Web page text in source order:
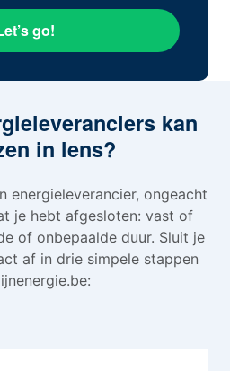
go!
kan
in lens?
energieleverancier, ongeacht
je hebt afgesloten: vast of
of onbepaalde duur. Sluit je
af in drie simpele stappen